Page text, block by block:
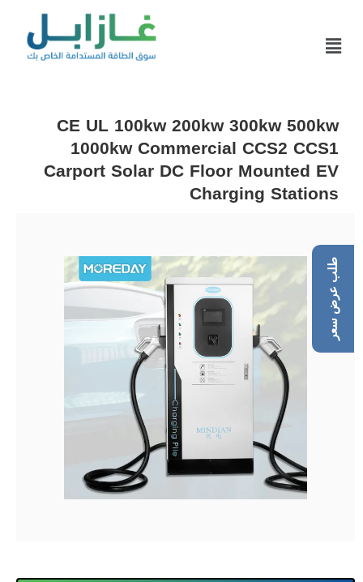
CE UL 100kw 200kw 300kw 500kw
1000kw Commercial CCS2 CCS1
Carport Solar DC Floor Mounted EV
Charging Stations
طلب عرض سعر